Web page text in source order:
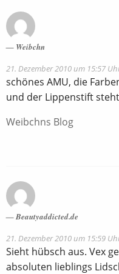
Weibchn
21. Dezember 2010 um 15:57
schönes AMU, die
und der Lippenstift
Weibchns Blog
Beautyaddicted.de
21. Dezember 2010 um 15:59
Sieht hübsch aus. Vex
absoluten lieblings